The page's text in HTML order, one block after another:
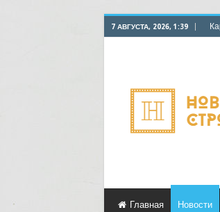
7 АВГУСТА, 2026, 1:39
Главная Новости